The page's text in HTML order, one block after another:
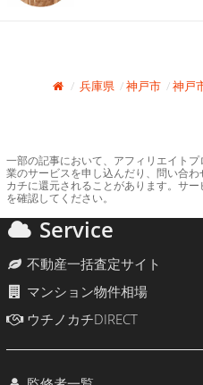
兵庫県 神戸市 神戸
一部の記事において、アフィリエイト
業のサービスを申し込んだり、問い合
カチに還元されることがあります。サ
を確認してください。
Service
不動産一括査定サイト
マンション物件相場
ウチノカチDIRECT